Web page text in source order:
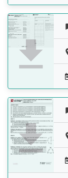

